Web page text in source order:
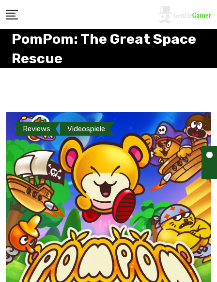
PomPom: The Great Space
Rescue
Reviews Videospiele